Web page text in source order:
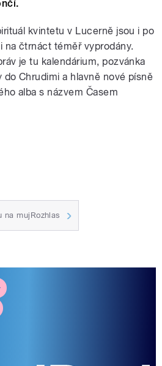
kvintetu v Lucerně jsou i po
na čtrnáct téměř vyprodány.
je tu kalendárium, pozvánka
do Chrudimi a hlavně nové písně
alba s názvem Časem
mujRozhlas